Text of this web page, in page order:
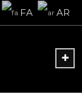
FA AR